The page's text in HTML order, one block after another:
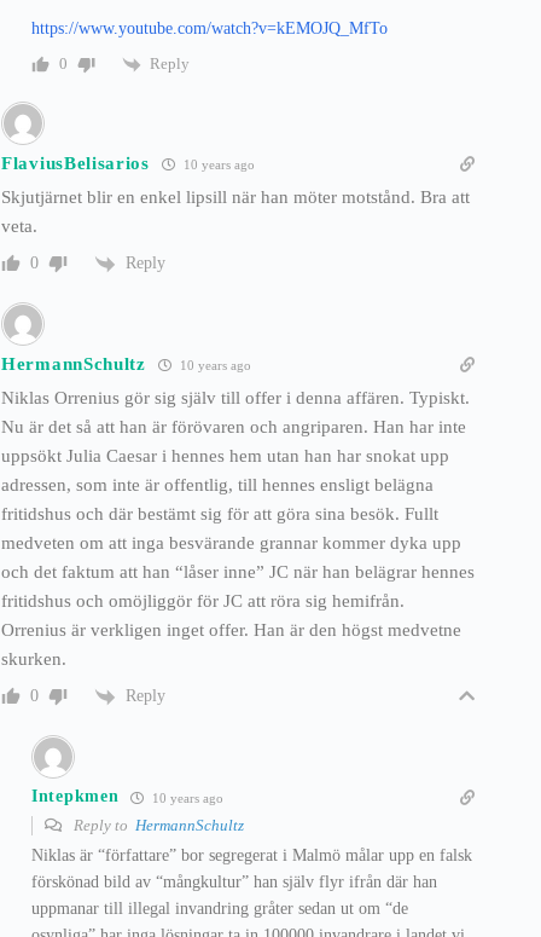
https://www.youtube.com/watch?v=kEMOJQ_MfTo
0
Reply
FlaviusBelisarios 10 years ago
Skjutjärnet blir en enkel lipsill när han möter motstånd. Bra att
veta.
0 Reply
HermannSchultz 10 years ago
Niklas Orrenius gör sig själv till offer i denna affären. Typiskt.
Nu är det så att han är förövaren och angriparen. Han har inte
uppsökt Julia Caesar i hennes hem utan han har snokat upp
adressen, som inte är offentlig, till hennes ensligt belägna
fritidshus och där bestämt sig för att göra sina besök. Fullt
medveten om att inga besvärande grannar kommer dyka upp
och det faktum att han “låser inne” JC när han belägrar hennes
fritidshus och omöjliggör för JC att röra sig hemifrån.
Orrenius är verkligen inget offer. Han är den högst medvetne
skurken.
0 Reply
Intepkmen 10 years ago
Reply to HermannSchultz
Niklas är “författare” bor segregerat i Malmö målar upp en falsk
förskönad bild av “mångkultur” han själv flyr ifrån där han
uppmanar till illegal invandring gråter sedan ut om “de